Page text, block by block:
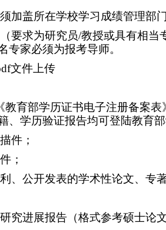
加盖所在学校学习成绩管理部
要求为研究员/教授或具有相当
专家必须为报考导师。
文件上传
育部学历证书电子注册备案
、学历验证报告均可登陆教育
件；
；
、公开发表的学术性论文、专
究进展报告（格式参考硕士论文